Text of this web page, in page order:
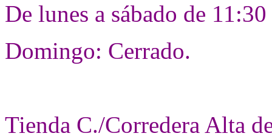
De lunes a sábado de
Domingo: Cerrado.
Tienda C./Corredera Alta